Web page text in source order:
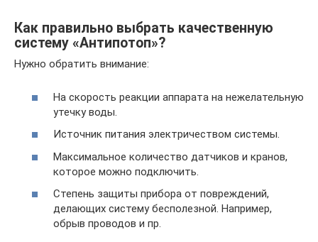
Как правильно выбрать качественную
систему «Антипотоп»?
Нужно обратить внимание:
На скорость реакции аппарата на нежелательную
утечку воды.
Источник питания электричеством системы.
Максимальное количество датчиков и кранов,
которое можно подключить.
Степень защиты прибора от повреждений,
делающих систему бесполезной. Например,
обрыв проводов и пр.